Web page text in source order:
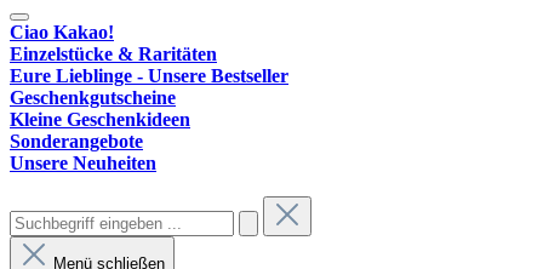
Ciao Kakao!
Einzelstücke & Raritäten
Eure Lieblinge - Unsere Bestseller
Geschenkgutscheine
Kleine Geschenkideen
Sonderangebote
Unsere Neuheiten
Menü schließen